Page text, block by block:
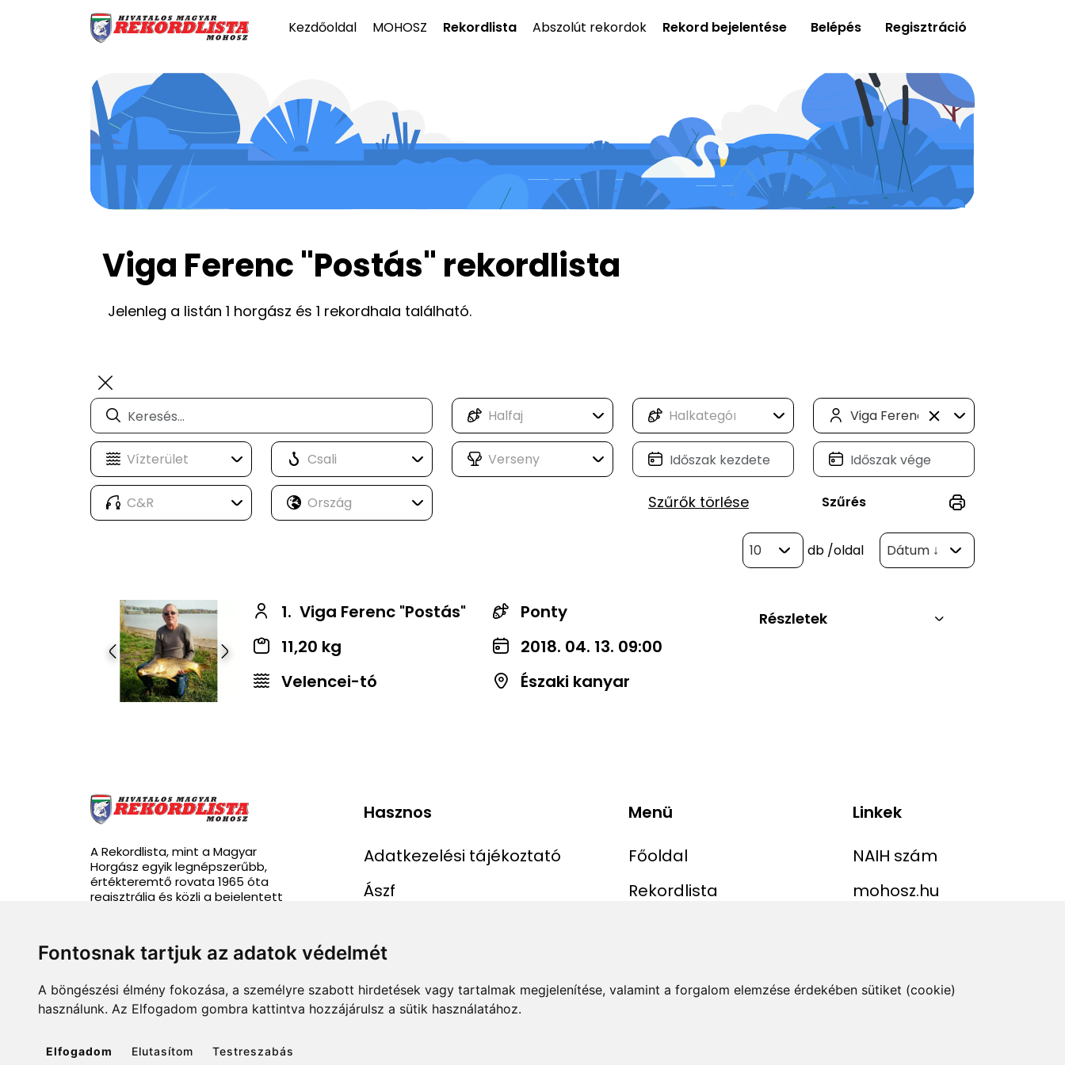
Fontosnak tartjuk az adatok védelmét
A böngészési élmény fokozása, a személyre szabott hirdetések vagy tartalmak megjelenítése, valamint a forgalom elemzése érdekében sütiket (cookie)
használunk. Az Elfogadom gombra kattintva hozzájárulsz a sütik használatához.
Elfogadom Elutasítom Testreszabás
Kezdőoldal MOHOSZ Rekordlista Abszolút rekordok Rekord bejelentése Belépés Regisztráció
Viga Ferenc "Postás" rekordlista
Jelenleg a listán 1 horgász és 1 rekordhala található.
Viga Ferenc "Postás" (1)
Szűrők törlése Szűrés
10 db /oldal Dátum ↓
Előző Következő
1. Viga Ferenc "Postás"
Ponty
11,20 kg
2018. 04. 13. 09:00
Velencei-tó
Északi kanyar
Részletek
A Rekordlista, mint a Magyar
Horgász egyik legnépszerűbb,
értékteremtő rovata 1965 óta
regisztrálja és közli a bejelentett
Hasznos
Adatkezelési tájékoztató
Ászf
Menü
Főoldal
Rekordlista
Linkek
NAIH szám
mohosz.hu
info@rekordlista.mohosz.hu